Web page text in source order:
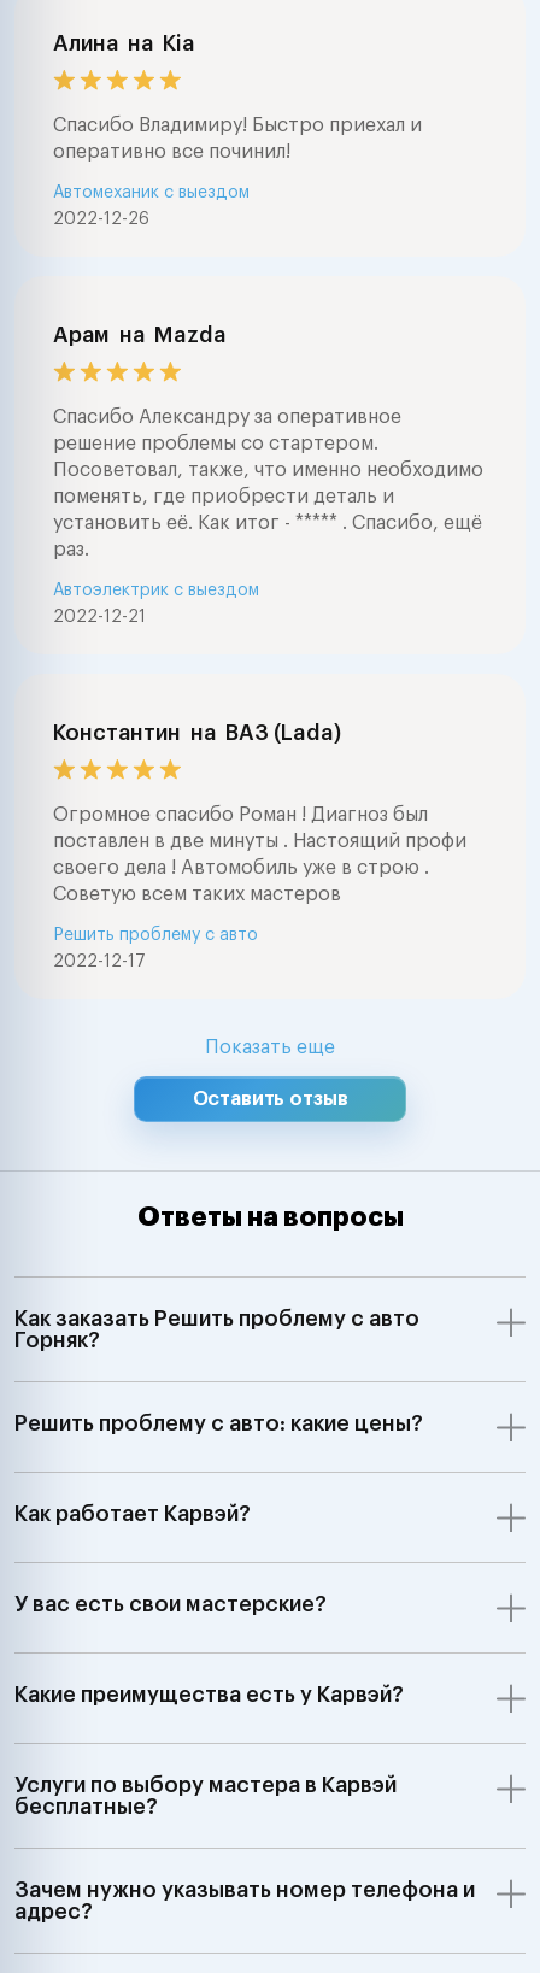
Алина на Kia
Спасибо Владимиру! Быстро приехал и
оперативно все починил!
2022-12-26
Автомеханик с выездом
Арам на Mazda
Спасибо Александру за оперативное
решение проблемы со стартером.
Посоветовал, также, что именно необходимо
поменять, где приобрести деталь и
установить её. Как итог - ***** . Спасибо, ещё
раз.
2022-12-21
Автоэлектрик с выездом
Константин на ВАЗ (Lada)
Огромное спасибо Роман ! Диагноз был
поставлен в две минуты . Настоящий профи
своего дела ! Автомобиль уже в строю .
Советую всем таких мастеров
2022-12-17
Решить проблему с авто
Показать еще
Оставить отзыв
Ответы на вопросы
Как заказать Решить проблему с авто
Горняк?
Решить проблему с авто: какие цены?
Как работает Карвэй?
У вас есть свои мастерские?
Какие преимущества есть у Карвэй?
Услуги по выбору мастера в Карвэй
бесплатные?
Зачем нужно указывать номер телефона и
адрес?